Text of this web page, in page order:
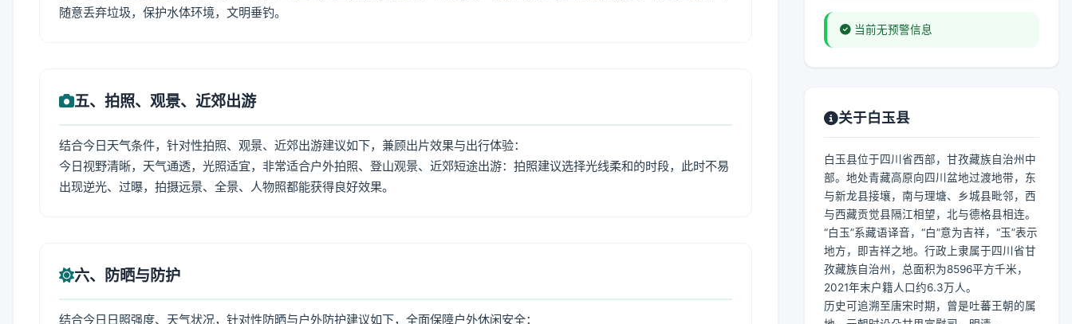
随意丢弃垃圾，保护水体环境，文明垂钓。
五、拍照、观景、近郊出游
结合今日天气条件，针对性拍照、观景、近郊出游建议如下，兼顾出片效果与出行体验：
今日视野清晰，天气通透，光照适宜，非常适合户外拍照、登山观景、近郊短途出游：拍照建议选择光线柔和的时段，此时不易
出现逆光、过曝，拍摄远景、全景、人物照都能获得良好效果。
六、防晒与防护
结合今日日照强度、天气状况，针对性防晒与户外防护建议如下，全面保障户外休闲安全：
当前无预警信息
关于白玉县
白玉县位于四川省西部，甘孜藏族自治州中
部。地处青藏高原向四川盆地过渡地带，东
与新龙县接壤，南与理塘、乡城县毗邻，西
与西藏贡觉县隔江相望，北与德格县相连。
“白玉”系藏语译音，“白”意为吉祥，“玉”表示
地方，即吉祥之地。行政上隶属于四川省甘
孜藏族自治州，总面积为8596平方千米，
2021年末户籍人口约6.3万人。
历史可追溯至唐宋时期，曾是吐蕃王朝的属